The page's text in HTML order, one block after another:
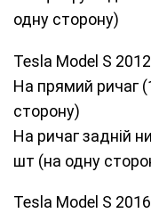
одну сторону)
Tesla Model S
На прямий ричаг
сторону)
На ричаг задній
шт (на одну
Tesla Model S